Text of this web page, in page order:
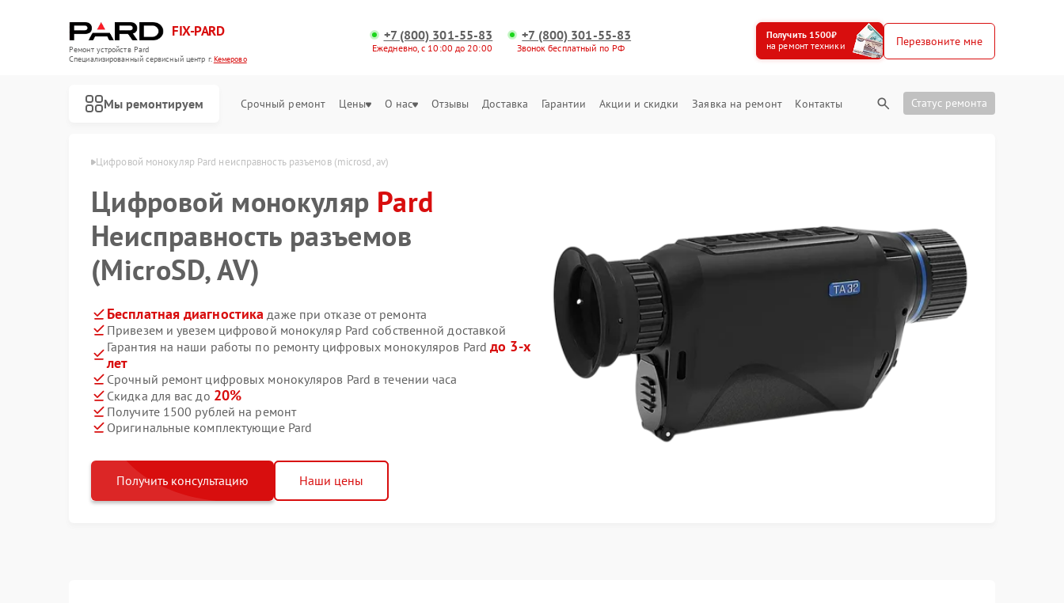
FIX-PARD
Ремонт устройств Pard
Специализированный cервисный центр г.Кемерово
+7 (800) 301-55-83
Ежедневно, с 10:00 до 20:00
+7 (800) 301-55-83
Звонок бесплатный по РФ
Получить 1500₽
на ремонт техники
Перезвоните мне
Мы ремонтируем Срочный ремонт Цены О нас Отзывы Доставка Гарантии Акции и скидки Заявка на ремонт Контакты Статус ремонта
Pard в Кемерово Цифровой монокуляр Pard неисправность разъемов (microsd, av)
Цифровой монокуляр Pard
Неисправность разъемов
(MicroSD, AV)
Бесплатная диагностика даже при отказе от ремонта
Привезем и увезем цифровой монокуляр Pard собственной доставкой
Гарантия на наши работы по ремонту цифровых монокуляров Pardдо 3-х
лет
Срочный ремонт цифровых монокуляров Pard в течении часа
Скидка для вас до 20%
Получите 1500 рублей на ремонт
Оригинальные комплектующие Pard
Получить консультацию Наши цены